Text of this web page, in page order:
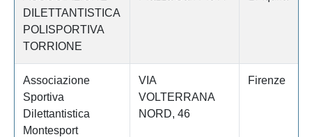
DILETTANTISTICA
POLISPORTIVA
TORRIONE
Associazione
Sportiva
Dilettantistica
Montesport
VIA
VOLTERRANA
NORD, 46
Firenze